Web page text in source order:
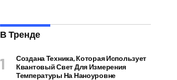
В Тренде
Создана Техника, Которая Использует
Квантовый Свет Для Измерения
Температуры На Наноуровне